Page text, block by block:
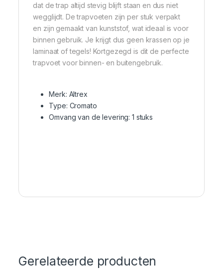
dat de trap altijd stevig blijft staan en dus niet
wegglijdt. De trapvoeten zijn per stuk verpakt
en zijn gemaakt van kunststof, wat ideaal is voor
binnen gebruik. Je krijgt dus geen krassen op je
laminaat of tegels! Kortgezegd is dit de perfecte
trapvoet voor binnen- en buitengebruik.
Merk: Altrex
Type: Cromato
Omvang van de levering: 1 stuks
Gerelateerde producten